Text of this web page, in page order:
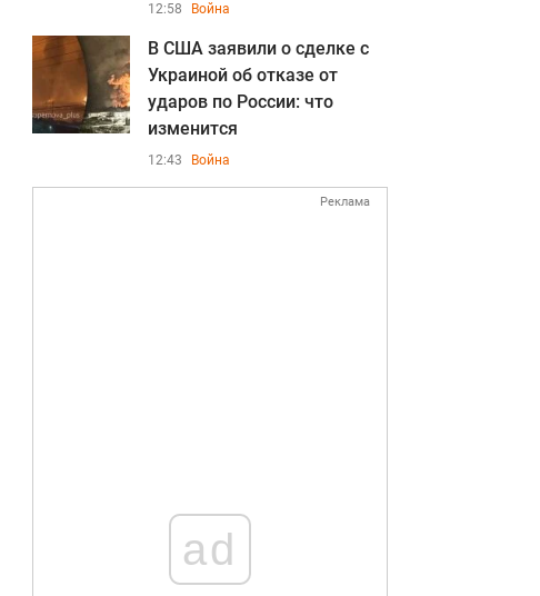
12:58 Война
В США заявили о сделке с
Украиной об отказе от
ударов по России: что
изменится
12:43 Война
Реклама
ad